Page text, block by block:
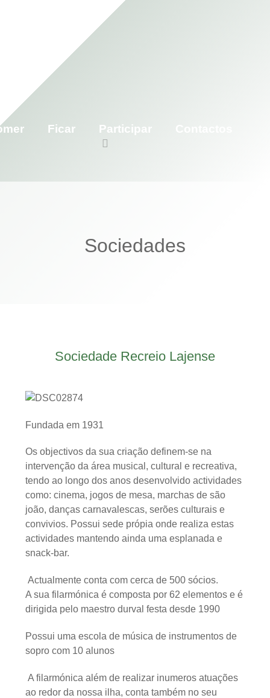
Ficar Participar
Sociedades
Sociedade Recreio Lajense
Fundada em 1931
Os objectivos da sua criação definem-se na
intervenção da área musical, cultural e recreativa,
tendo ao longo dos anos desenvolvido actividades
como: cinema, jogos de mesa, marchas de são
joão, danças carnavalescas, serões culturais e
convivios. Possui sede própia onde realiza estas
actividades mantendo ainda uma esplanada e
snack-bar.
Actualmente conta com cerca de 500 sócios.
A sua filarmónica é composta por 62 elementos e é
dirigida pelo maestro durval festa desde 1990
Possui uma escola de música de instrumentos de
sopro com 10 alunos
A filarmónica além de realizar inumeros atuações
ao redor da nossa ilha, conta também no seu